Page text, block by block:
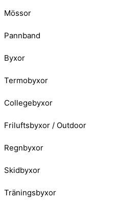
Mössor
Pannband
Byxor
Termobyxor
Collegebyxor
Friluftsbyxor / Outdoor
Regnbyxor
Skidbyxor
Träningsbyxor